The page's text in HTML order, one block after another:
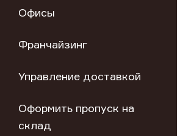
Офисы
Франчайзинг
Управление доставкой
Оформить пропуск на
склад